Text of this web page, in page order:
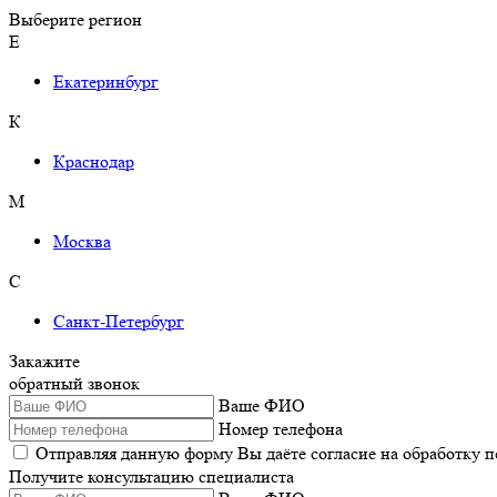
Выберите регион
Е
Екатеринбург
К
Краснодар
М
Москва
С
Санкт-Петербург
Закажите
обратный звонок
Ваше ФИО
Номер телефона
Отправляя данную форму Вы даёте согласие на обработку
Получите консультацию специалиста